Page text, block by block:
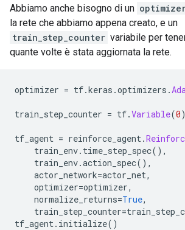
Abbiamo anche bisogno di un
la rete che abbiamo appena creato, e un
train_step_counter variabile per
quante volte è stata aggiornata la rete.
optimizer = tf.keras .optimizers .
train_step_counter = tf.Variable(0)
tf_agent = reinforce_agent .
train_env. time_step_spec(),
train_env.action_spec(),
actor_network=actor_net,
optimizer=optimizer,
normalize_returns=True,
train_step_counter=
tf_agent . initialize()